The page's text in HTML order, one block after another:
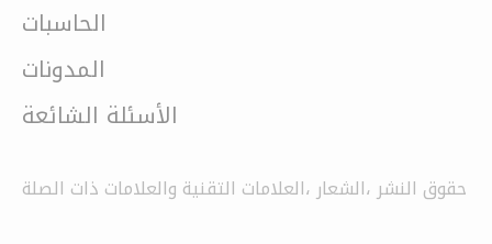
الحاسبات
المدونات
الأسئلة الشائعة
حقوق النشر ،الشعار ،العلامات التقنية والعلامات ذات الصلة